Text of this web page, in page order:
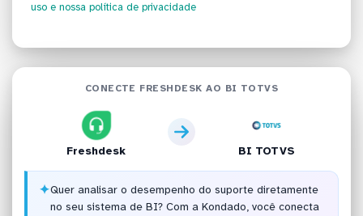
uso e nossa política de privacidade
CONECTE FRESHDESK AO BI TOTVS
Freshdesk BI TOTVS
✦Quer analisar o desempenho do suporte diretamente
no seu sistema de BI? Com a Kondado, você conecta